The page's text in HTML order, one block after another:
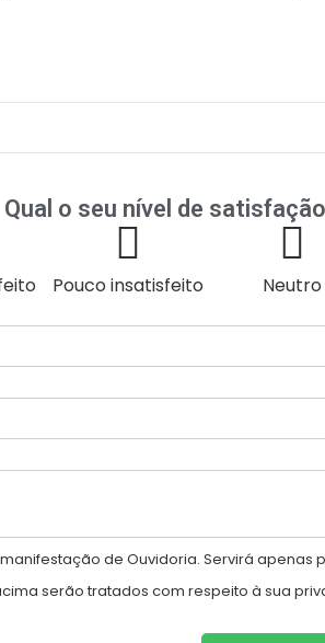
Qual o seu nível de
Pouco insatisfeito Neutro
de Ouvidoria. Servirá
serão tratados com respeito à sua